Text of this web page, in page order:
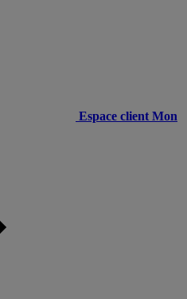
Espace client Mon